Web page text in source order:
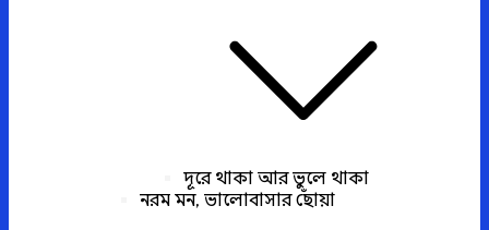
দূরে থাকা আর ভুলে থাকা
নরম মন, ভালোবাসার ছোঁয়া